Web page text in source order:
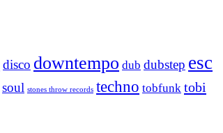
disco downtempo dub dubstep esc
soul stones throw records techno tobfunk tobi